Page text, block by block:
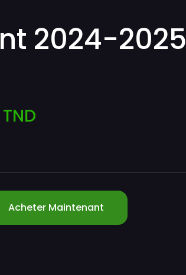
2024-2025
Acheter Maintenant